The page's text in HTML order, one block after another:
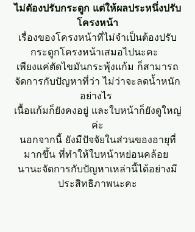
ไม่ตัองปรับกระดูก แต่ให้ผลประหนึ่งปรับ
โครงหน้า
เรื่องของโครงหน้าที่ไม่จำเป็นต้องปรับ
กระดูกโครงหน้าเสมอไปนะคะ
เพียงแค่ตัดไขมันกระพุ้งแก้ม ก็สามารถ
จัดการกับปัญหาที่ว่า ไม่ว่าจะลดน้ำหนัก
อย่างไร
เนื้อแก้มก็ยังคงอยู่ และใบหน้าก็ยังดูใหญ่
ค่ะ
นอกจากนี้ ยังมีปัจจัยในส่วนของอายุที่
มากขึ้น ที่ทำให้ใบหน้าหย่อนคล้อย
นานะจัดการกับปัญหาเหล่านี้ได้อย่างมี
ประสิทธิภาพนะคะ